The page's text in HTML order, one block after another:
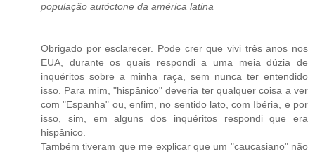
população autóctone da américa latina
Obrigado por esclarecer. Pode crer que vivi três anos nos
EUA, durante os quais respondi a uma meia dúzia de
inquéritos sobre a minha raça, sem nunca ter entendido
isso. Para mim, "hispânico" deveria ter qualquer coisa a ver
com "Espanha" ou, enfim, no sentido lato, com Ibéria, e por
isso, sim, em alguns dos inquéritos respondi que era
hispânico.
Também tiveram que me explicar que um "caucasiano" não